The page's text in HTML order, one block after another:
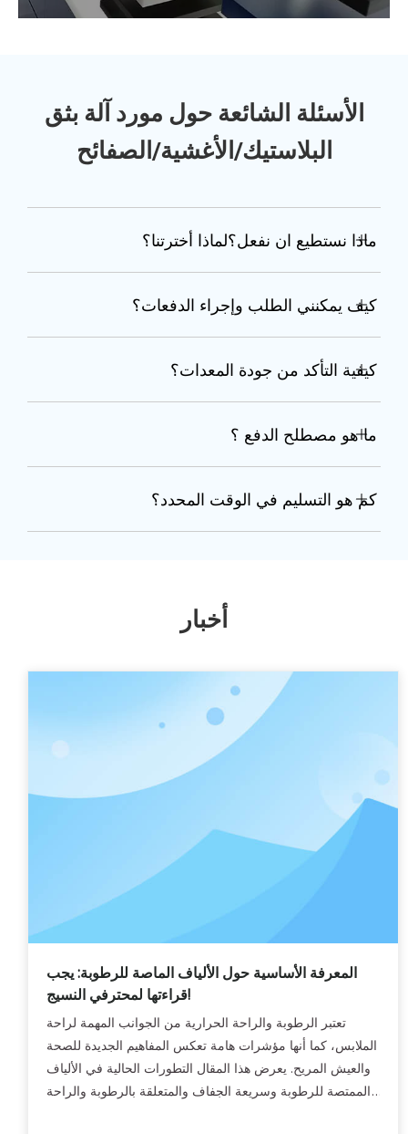
الأسئلة الشائعة حول مورد آلة بثق
البلاستيك/الأغشية/الصفائح
ماذا نستطيع ان نفعل؟لماذا أخترتنا؟
كيف يمكنني الطلب وإجراء الدفعات؟
كيفية التأكد من جودة المعدات؟
ما هو مصطلح الدفع ؟
كم هو التسليم في الوقت المحدد؟
أخبار
المعرفة الأساسية حول الألياف الماصة للرطوبة: يجب
قراءتها لمحترفي النسيج!
تعتبر الرطوبة والراحة الحرارية من الجوانب المهمة لراحة
الملابس، كما أنها مؤشرات هامة تعكس المفاهيم الجديدة للصحة
والعيش المريح. يعرض هذا المقال التطورات الحالية في الألياف
الممتصة للرطوبة وسريعة الجفاف والمتعلقة بالرطوبة والراحة